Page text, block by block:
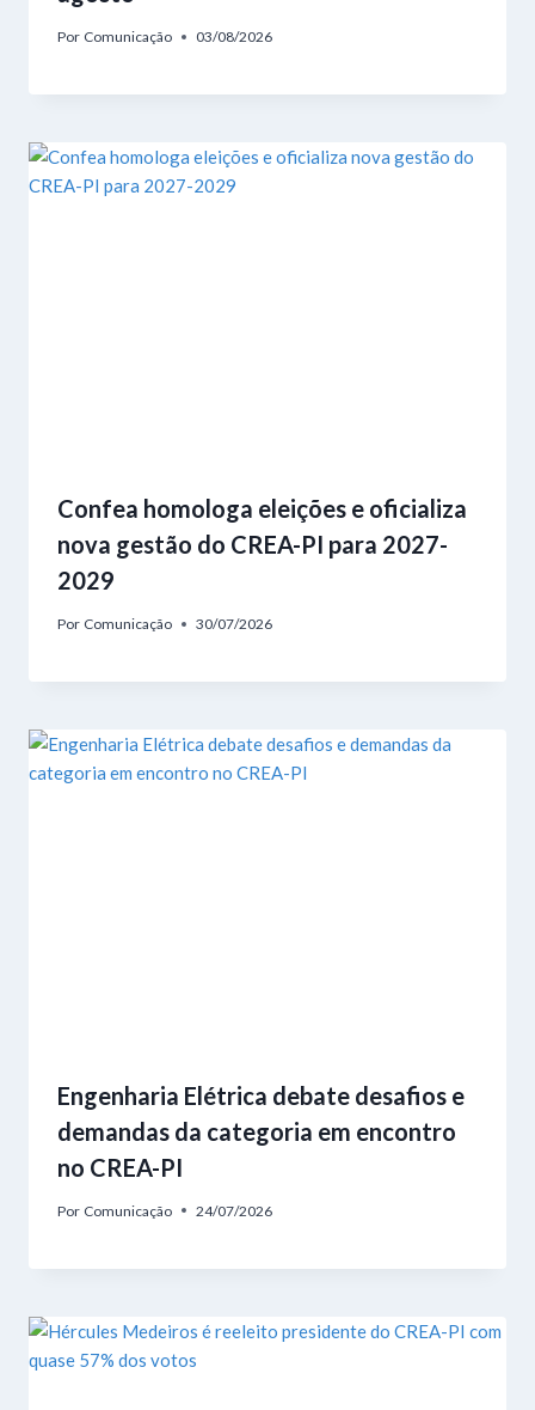
Por Comunicação 03/08/2026
Confea homologa eleições e oficializa
nova gestão do CREA-PI para 2027-
2029
Por Comunicação 30/07/2026
Engenharia Elétrica debate desafios e
demandas da categoria em encontro
no CREA-PI
Por Comunicação 24/07/2026